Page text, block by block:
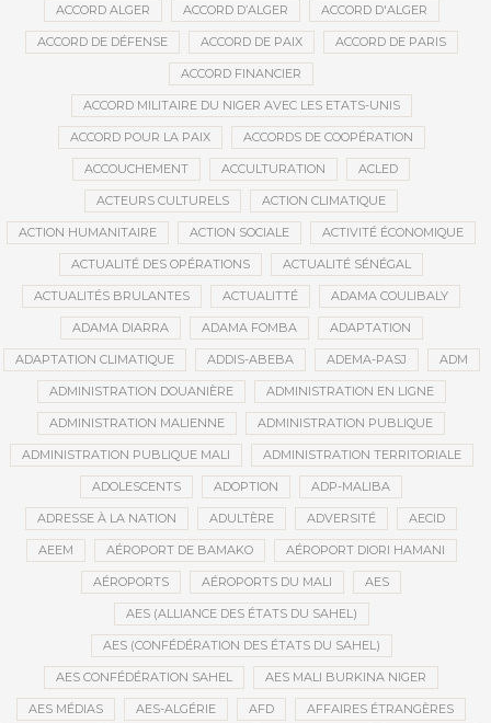
ACCORD ALGER ACCORD D’ALGER ACCORD D'ALGER
ACCORD DE DÉFENSE ACCORD DE PAIX ACCORD DE PARIS
ACCORD FINANCIER
ACCORD MILITAIRE DU NIGER AVEC LES ETATS-UNIS
ACCORD POUR LA PAIX ACCORDS DE COOPÉRATION
ACCOUCHEMENT ACCULTURATION ACLED
ACTEURS CULTURELS ACTION CLIMATIQUE
ACTION HUMANITAIRE ACTION SOCIALE ACTIVITÉ ÉCONOMIQUE
ACTUALITÉ DES OPÉRATIONS ACTUALITÉ SÉNÉGAL
ACTUALITÉS BRULANTES ACTUALITTÉ ADAMA COULIBALY
ADAMA DIARRA ADAMA FOMBA ADAPTATION
ADAPTATION CLIMATIQUE ADDIS-ABEBA ADEMA-PASJ ADM
ADMINISTRATION DOUANIÈRE ADMINISTRATION EN LIGNE
ADMINISTRATION MALIENNE ADMINISTRATION PUBLIQUE
ADMINISTRATION PUBLIQUE MALI ADMINISTRATION TERRITORIALE
ADOLESCENTS ADOPTION ADP-MALIBA
ADRESSE À LA NATION ADULTÈRE ADVERSITÉ AECID
AEEM AÉROPORT DE BAMAKO AÉROPORT DIORI HAMANI
AÉROPORTS AÉROPORTS DU MALI AES
AES (ALLIANCE DES ÉTATS DU SAHEL)
AES (CONFÉDÉRATION DES ÉTATS DU SAHEL)
AES CONFÉDÉRATION SAHEL AES MALI BURKINA NIGER
AES MÉDIAS AES-ALGÉRIE AFD AFFAIRES ÉTRANGÈRES